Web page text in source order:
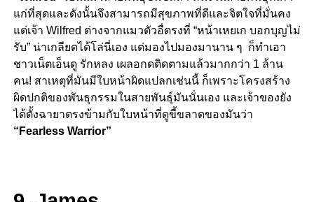
แก่ที่สุดและดังนั้นจึงสามารถมีสุขภาพที่ดีและจิตใจที่มั่นคง
แต่เจ้า Wilfred ต่างจากแมวตัวอื่ตรงที่ “หน้าเหยเก บอกบุญไม่
รับ” น่าเกลียดได้โล่นี่เอง แต่มองไปมองมานาน ๆ ก็ทำเอา
ชาวเน็ตเอ็นดู รักหลง เผลอกดติดตามแล้วมากกว่า 1 ล้าน
คน! สาเหตุที่มันมีใบหน้าผิดแปลกเช่นนี้ ก็เพราะโครงสร้าง
ผิดปกติของพันธุกรรมในสายพันธุ์มันนั่นเอง และเจ้าของยัง
ได้ตั้งฉายาตรงข้ามกับใบหน้าที่ดูขี้ขลาดของมันว่า
“Fearless Warrior”